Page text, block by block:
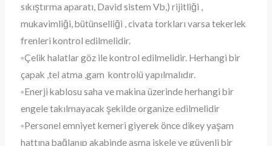
sıkıştırma aparatı, David sistem Vb,) rijitliği ,
mukavimliği, bütünselliği , civata torkları varsa tekerlek
frenleri kontrol edilmelidir.
◦Çelik halatlar göz ile kontrol edilmelidir. Herhangi bir
çapak ,tel atma ,gam kontrolü yapılmalıdır.
◦Enerji kablosu saha ve makina üzerinde herhangi bir
engele takılmayacak şekilde organize edilmelidir
◦Personel emniyet kemeri giyerek önce dikey yaşam
hattına bağlanıp akabinde asma iskele ye güvenli bir